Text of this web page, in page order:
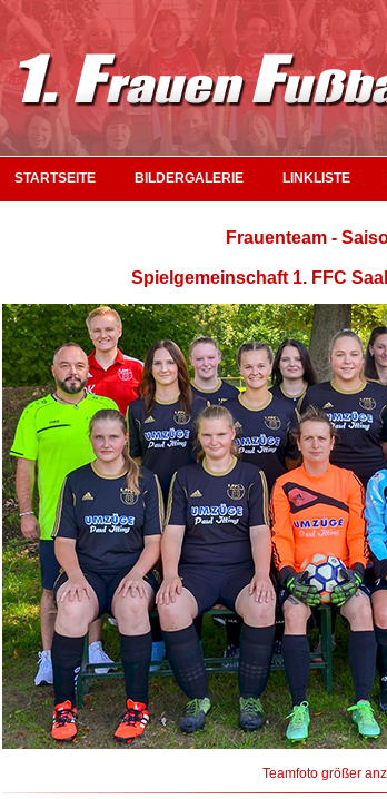
STARTSEITE BILDERGALERIE LINKLISTE
Frauenteam -
Spielgemeinschaft 1. FFC
Teamfoto größer